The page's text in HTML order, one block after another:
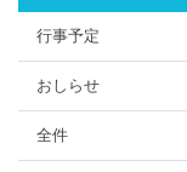
行事予定
おしらせ
全件